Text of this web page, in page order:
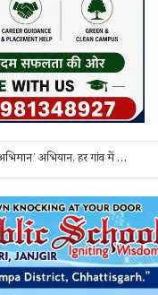
3 आरोपी गिरफ्तार